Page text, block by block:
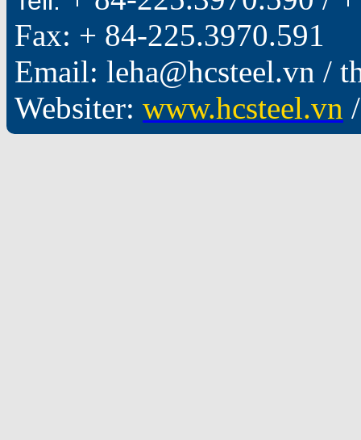
Fax: + 84-225.3970.591
Email: leha@hcsteel.vn /
Websiter: www.hcsteel.vn